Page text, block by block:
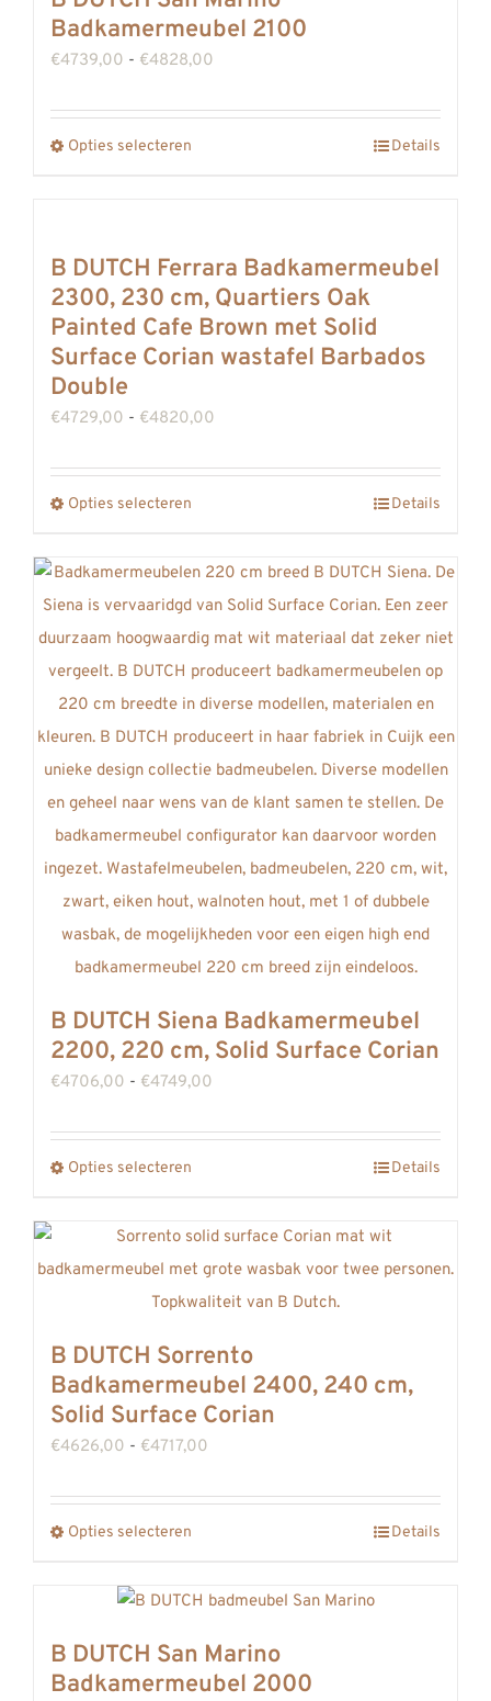
variaties.
kan
productpagina
Badkamermeubel 2100
€4739,00 - €4828,00
tot
Opties selecteren
variaties.
Deze
optie
gekozen
op
Details
B DUTCH Ferrara Badkamermeubel
2300, 230 cm, Quartiers Oak
Painted Cafe Brown met Solid
Surface Corian wastafel Barbados
Double
€4729,00 - €4820,00
tot
Opties selecteren
heeft
meerdere
variaties.
Deze
optie
kan
gekozen
worden
op
de
productpagina
Details
B DUTCH Siena Badkamermeubel
2200, 220 cm, Solid Surface Corian
€4706,00 - €4749,00
tot
Opties selecteren
heeft
meerdere
variaties.
optie
kan
gekozen
op
Details
B DUTCH Sorrento
Badkamermeubel 2400, 240 cm,
Solid Surface Corian
€4626,00 - €4717,00
tot
Opties selecteren
heeft
variaties.
Details
B DUTCH San Marino
Badkamermeubel 2000